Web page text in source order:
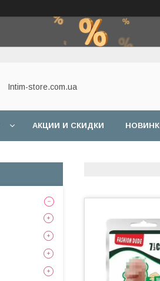
Intim-store.com.ua
АКЦИИ И СКИДКИ